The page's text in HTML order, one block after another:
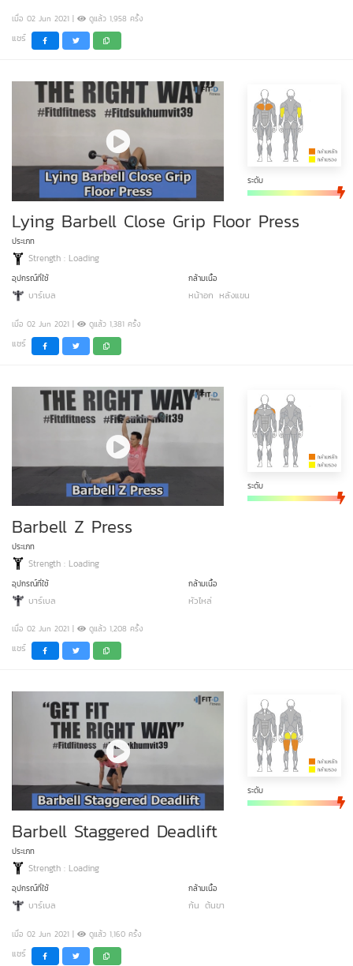
เมื่อ 02 Jun 2021 | ดูแล้ว 1,958 ครั้ง
แชร์
ระดับ
Lying Barbell Close Grip Floor Press
ประเภท
Strength : Loading
อุปกรณ์ที่ใช้
บาร์เบล
กล้ามเนื้อ
หน้าอก หลังแขน
เมื่อ 02 Jun 2021 | ดูแล้ว 1,381 ครั้ง
แชร์
ระดับ
Barbell Z Press
ประเภท
Strength : Loading
อุปกรณ์ที่ใช้
บาร์เบล
กล้ามเนื้อ
หัวไหล่
เมื่อ 02 Jun 2021 | ดูแล้ว 1,208 ครั้ง
แชร์
ระดับ
Barbell Staggered Deadlift
ประเภท
Strength : Loading
อุปกรณ์ที่ใช้
บาร์เบล
กล้ามเนื้อ
ก้น ต้นขา
เมื่อ 02 Jun 2021 | ดูแล้ว 1,160 ครั้ง
แชร์